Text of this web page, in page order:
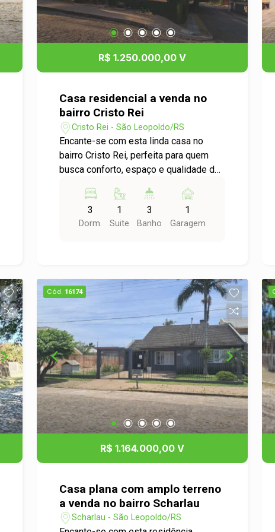
R$ 1.250.000,00 V
Casa residencial a venda no
bairro Cristo Rei
Cristo Rei - São Leopoldo/RS
Encante-se com esta linda casa no
bairro Cristo Rei, perfeita para quem
busca conforto, espaço e qualidade de
sendo 1 suíte, oferecendo privacidade
e bem-estar para toda a família. Os
ambientes são amplos e bem
perfeita para aproveitar os dias de sol,
além de um charmoso jardim com
árvores frutíferas que trazem um toque
especial de natureza e tranquilidade. A
casa ainda dispõe de garagem para até
3 carros, garantindo praticidade e
segurança.
3
Dorm.
1
Suite
3
Banho
1
Garagem
Cód. 16174
R$ 1.164.000,00 V
Casa plana com amplo terreno
a venda no bairro Scharlau
Scharlau - São Leopoldo/RS